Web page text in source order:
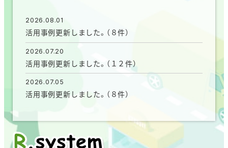
2026.08.01
活用事例更新しました。（８件）
2026.07.20
活用事例更新しました。（１２件）
2026.07.05
活用事例更新しました。（８件）